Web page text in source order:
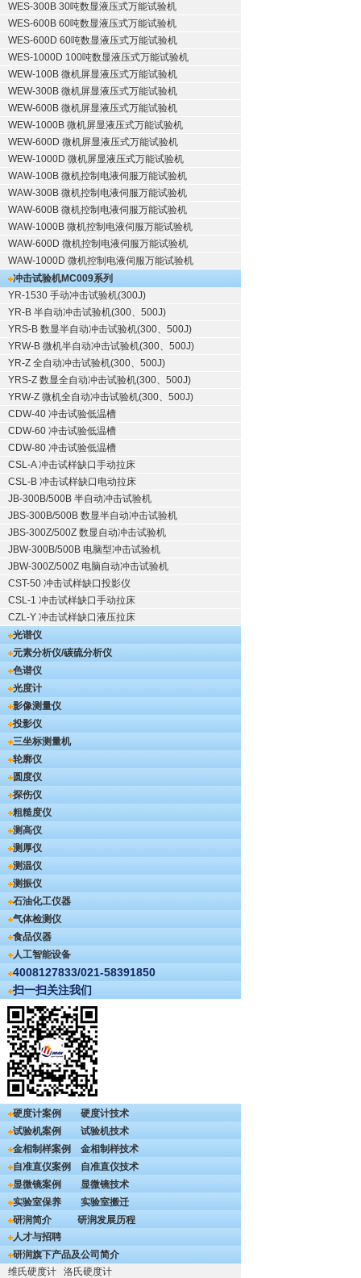
WES-300B 30吨数显液压式万能试验机
WES-600B 60吨数显液压式万能试验机
WES-600D 60吨数显液压式万能试验机
WES-1000D 100吨数显液压式万能试验机
WEW-100B 微机屏显液压式万能试验机
WEW-300B 微机屏显液压式万能试验机
WEW-600B 微机屏显液压式万能试验机
WEW-1000B 微机屏显液压式万能试验机
WEW-600D 微机屏显液压式万能试验机
WEW-1000D 微机屏显液压式万能试验机
WAW-100B 微机控制电液伺服万能试验机
WAW-300B 微机控制电液伺服万能试验机
WAW-600B 微机控制电液伺服万能试验机
WAW-1000B 微机控制电液伺服万能试验机
WAW-600D 微机控制电液伺服万能试验机
WAW-1000D 微机控制电液伺服万能试验机
冲击试验机MC009系列
YR-1530 手动冲击试验机(300J)
YR-B 半自动冲击试验机(300、500J)
YRS-B 数显半自动冲击试验机(300、500J)
YRW-B 微机半自动冲击试验机(300、500J)
YR-Z 全自动冲击试验机(300、500J)
YRS-Z 数显全自动冲击试验机(300、500J)
YRW-Z 微机全自动冲击试验机(300、500J)
CDW-40 冲击试验低温槽
CDW-60 冲击试验低温槽
CDW-80 冲击试验低温槽
CSL-A 冲击试样缺口手动拉床
CSL-B 冲击试样缺口电动拉床
JB-300B/500B 半自动冲击试验机
JBS-300B/500B 数显半自动冲击试验机
JBS-300Z/500Z 数显自动冲击试验机
JBW-300B/500B 电脑型冲击试验机
JBW-300Z/500Z 电脑自动冲击试验机
CST-50 冲击试样缺口投影仪
CSL-1 冲击试样缺口手动拉床
CZL-Y 冲击试样缺口液压拉床
光谱仪
元素分析仪/碳硫分析仪
色谱仪
光度计
影像测量仪
投影仪
三坐标测量机
轮廓仪
圆度仪
探伤仪
粗糙度仪
测高仪
测厚仪
测温仪
测振仪
石油化工仪器
气体检测仪
食品仪器
人工智能设备
4008127833/021-58391850
扫一扫关注我们
硬度计案例
硬度计技术
试验机案例
试验机技术
金相制样案例
金相制样技术
自准直仪案例
自准直仪技术
显微镜案例
显微镜技术
实验室保养
实验室搬迁
研润简介
研润发展历程
人才与招聘
研润旗下产品及公司简介
维氏硬度计
洛氏硬度计